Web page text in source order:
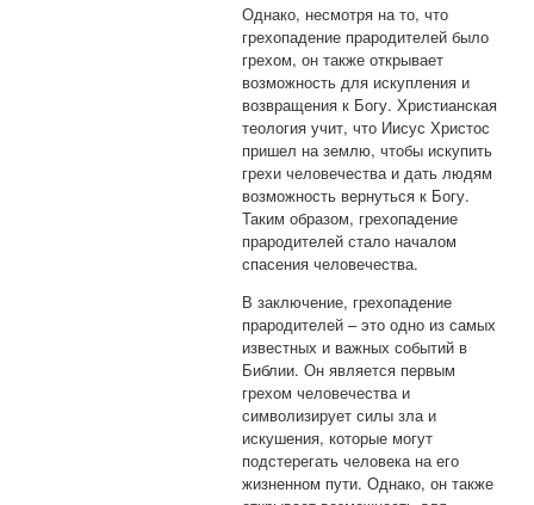
Однако, несмотря на то, что
грехопадение прародителей было
грехом, он также открывает
возможность для искупления и
возвращения к Богу. Христианская
теология учит, что Иисус Христос
пришел на землю, чтобы искупить
грехи человечества и дать людям
возможность вернуться к Богу.
Таким образом, грехопадение
прародителей стало началом
спасения человечества.
В заключение, грехопадение
прародителей – это одно из самых
известных и важных событий в
Библии. Он является первым
грехом человечества и
символизирует силы зла и
искушения, которые могут
подстерегать человека на его
жизненном пути. Однако, он также